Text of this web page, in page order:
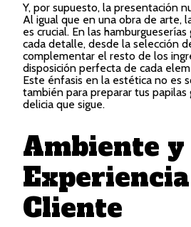
Y, por supuesto, la presentación
Al igual que en una obra de arte,
es crucial. En las
cada detalle, desde la selección
complementar el resto de los
disposición perfecta de cada
Este énfasis en la estética no es
también para preparar tus papilas
delicia que sigue.
Ambiente y
Cliente